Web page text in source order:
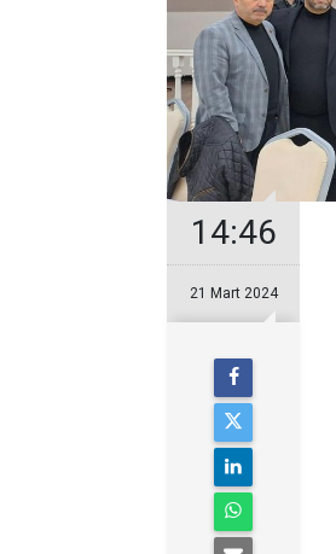
14:46
21 Mart 2024